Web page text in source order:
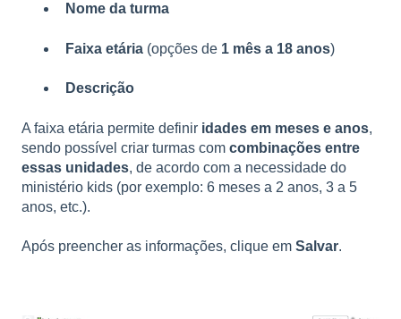
Nome da turma
Faixa etária (opções de 1 mês a 18 anos)
Descrição
A faixa etária permite definir idades em meses e anos,
sendo possível criar turmas com combinações entre
essas unidades, de acordo com a necessidade do
ministério kids (por exemplo: 6 meses a 2 anos, 3 a 5
anos, etc.).
Após preencher as informações, clique em Salvar.